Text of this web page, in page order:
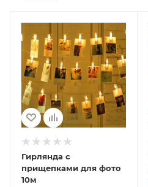
Гирлянда с
прищепками для фото
10м